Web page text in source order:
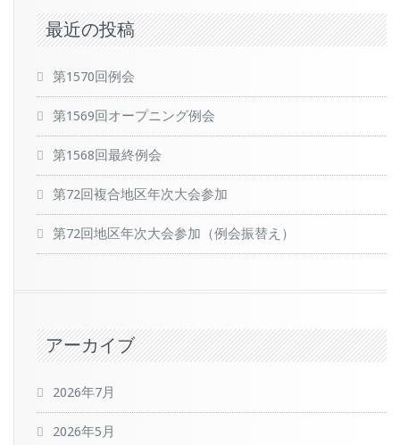
最近の投稿
第1570回例会
第1569回オープニング例会
第1568回最終例会
第72回複合地区年次大会参加
第72回地区年次大会参加（例会振替え）
アーカイブ
2026年7月
2026年5月